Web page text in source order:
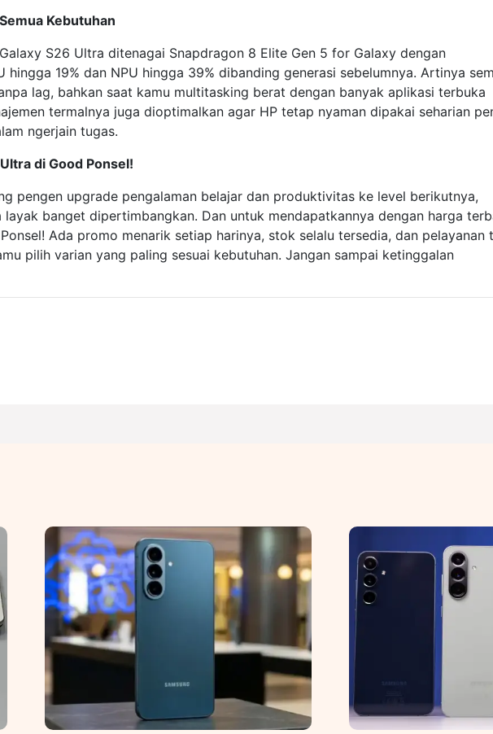
Kebutuhan
S26 Ultra ditenagai Snapdragon 8 Elite Gen 5 for Galaxy dengan
hingga 19% dan NPU hingga 39% dibanding generasi sebelumnya. Artinya
lag, bahkan saat kamu multitasking berat dengan banyak aplikasi terbuka
termalnya juga dioptimalkan agar HP tetap nyaman dipakai seharian
ngerjain tugas.
di Good Ponsel!
pengen upgrade pengalaman belajar dan produktivitas ke level berikutnya,
layak banget dipertimbangkan. Dan untuk mendapatkannya dengan harga
Ada promo menarik setiap harinya, stok selalu tersedia, dan pelayanan
pilih varian yang paling sesuai kebutuhan. Jangan sampai ketinggalan